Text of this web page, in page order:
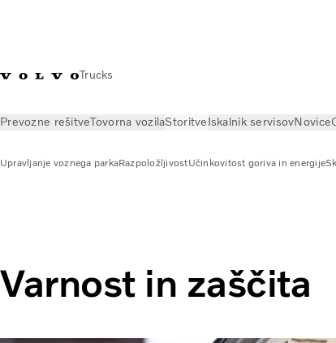
Trucks
Prevozne rešitveTovorna vozilaStoritveIskalnik servisovNovice
Upravljanje voznega parkaRazpoložljivostUčinkovitost goriva in energije
Varnost in zaščita